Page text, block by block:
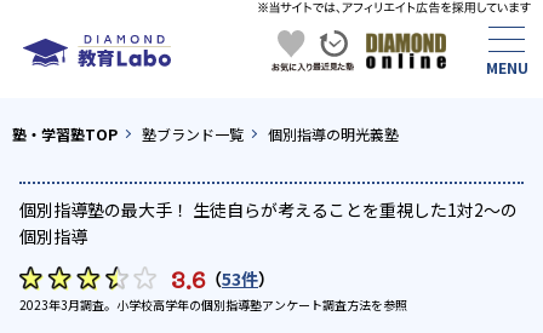
塾・学習塾TOP 塾ブランド一覧 個別指導の明光義塾
個別指導塾の最大手！ 生徒自らが考えることを重視した1対2〜の
個別指導
3.6（53件）
2023年3月調査。 小学校高学年の個別指導塾アンケート調査方法を参照